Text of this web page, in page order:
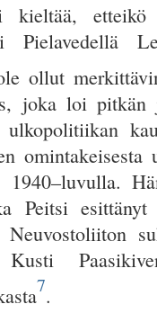
kieltää, etteikö
Pielavedellä
ollut
joka loi pitkän
omintakeisesta
1940–luvulla.
Peitsi esittänyt
7.